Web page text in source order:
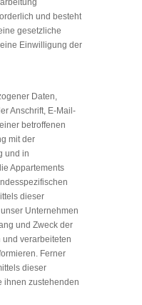
und besteht
gesetzliche
Einwilligung der
Daten,
Anschrift, E-Mail-
betroffenen
mit der
und in
Appartements
dieser
Unternehmen
und Zweck der
verarbeiteten
Ferner
dieser
ihnen zustehenden